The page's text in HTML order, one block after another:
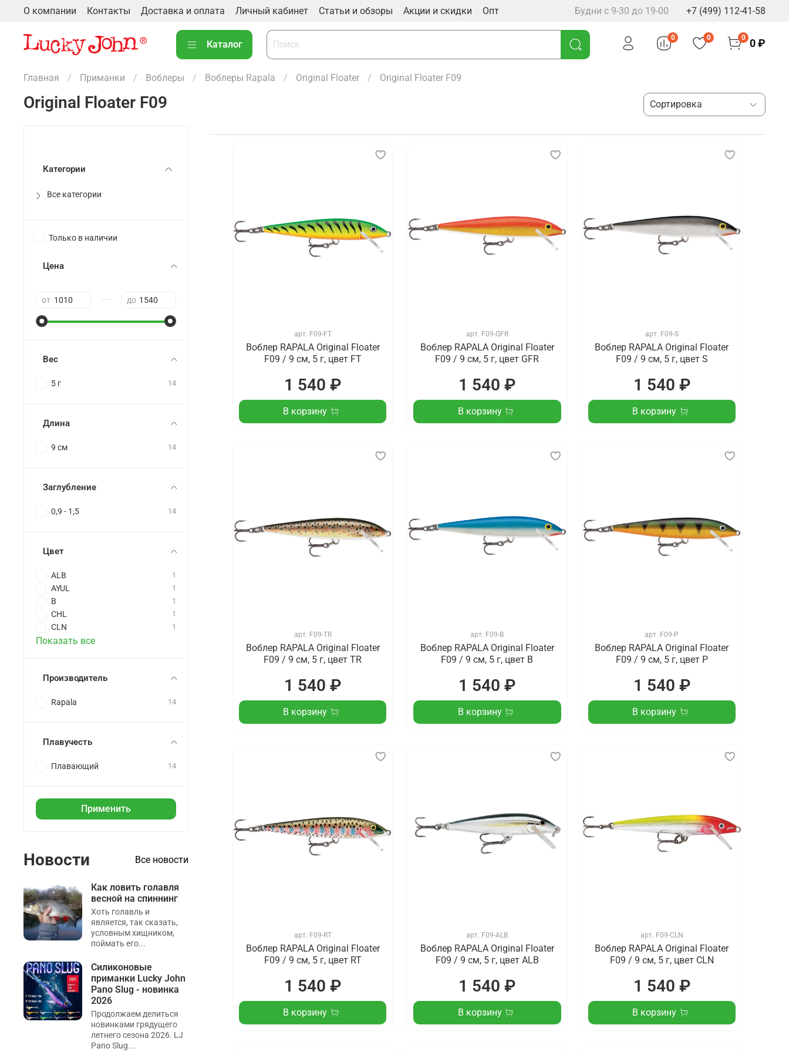
О компании Контакты Доставка и оплата Личный кабинет Статьи и обзоры Акции и скидки Опт Будни с 9-30 до 19-00 +7 (499) 112-41-58
Каталог
0 0 0 0 ₽
Главная Приманки Воблеры Воблеры Rapala Original Floater Original Floater F09
Original Floater F09
арт. F09-FT
Воблер RAPALA Original Floater
F09 / 9 см, 5 г, цвет FT
1 540 ₽
В корзину
арт. F09-GFR
Воблер RAPALA Original Floater
F09 / 9 см, 5 г, цвет GFR
1 540 ₽
В корзину
арт. F09-S
Воблер RAPALA Original Floater
F09 / 9 см, 5 г, цвет S
1 540 ₽
В корзину
арт. F09-TR
Воблер RAPALA Original Floater
F09 / 9 см, 5 г, цвет TR
1 540 ₽
В корзину
арт. F09-B
Воблер RAPALA Original Floater
F09 / 9 см, 5 г, цвет B
1 540 ₽
В корзину
арт. F09-P
Воблер RAPALA Original Floater
F09 / 9 см, 5 г, цвет P
1 540 ₽
В корзину
арт. F09-RT
Воблер RAPALA Original Floater
F09 / 9 см, 5 г, цвет RT
1 540 ₽
В корзину
арт. F09-ALB
Воблер RAPALA Original Floater
F09 / 9 см, 5 г, цвет ALB
1 540 ₽
В корзину
арт. F09-CLN
Воблер RAPALA Original Floater
F09 / 9 см, 5 г, цвет CLN
1 540 ₽
В корзину
Категории
Все категории
Только в наличии
Цена
от до
Вес
5 г 14
Длина
9 см 14
Заглубление
0,9 - 1,5 14
Цвет
ALB 1
AYUL 1
B 1
CHL 1
CLN 1
Показать все
Производитель
Rapala 14
Плавучесть
Плавающий 14
Применить
Новости Все новости
Как ловить голавля
весной на спиннинг
Хоть голавль и
является, так сказать,
условным хищником,
поймать его...
Силиконовые
приманки Lucky John
Pano Slug - новинка
2026
Продолжаем делиться
новинками грядущего
летнего сезона 2026. LJ
Pano Slug...